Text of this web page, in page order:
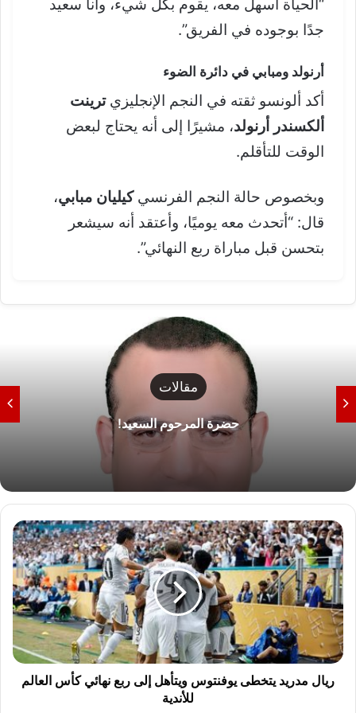
“الحياة أسهل معه، يقوم بكل شيء، وأنا سعيد
جدًا بوجوده في الفريق”.
أرنولد ومبابي في دائرة الضوء
أكد ألونسو ثقته في النجم الإنجليزيترينت
ألكسندر أرنولد، مشيرًا إلى أنه يحتاج لبعض
الوقت للتأقلم.
وبخصوص حالة النجم الفرنسيكيليان مبابي،
قال: “أتحدث معه يوميًا، وأعتقد أنه سيشعر
بتحسن قبل مباراة ربع النهائي”.
مقالات
حضرة المرحوم السعيد!
ر
ي
ا
ل
م
د
ر
ي
د
ريال مدريد يتخطى يوفنتوس ويتأهل إلى ربع نهائي كأس العالم
للأندية